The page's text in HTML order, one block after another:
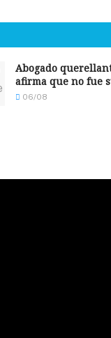
Abogado
afirma que no fue
06/08